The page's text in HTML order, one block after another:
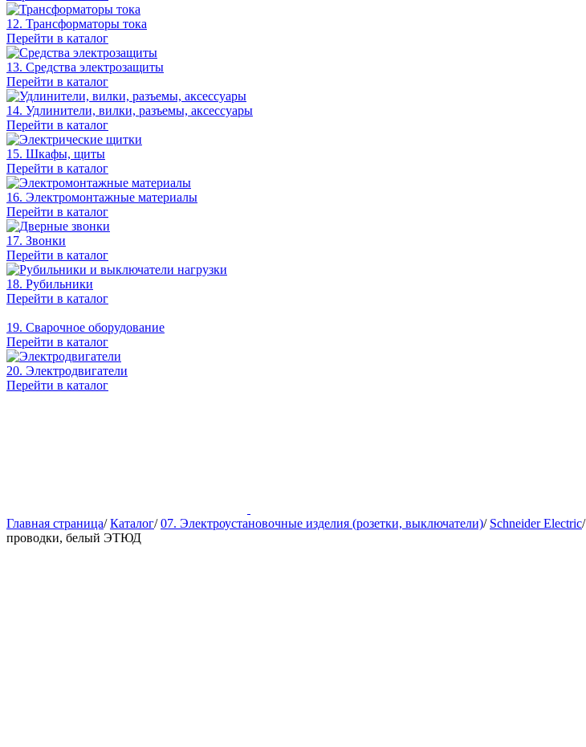
12. Трансформаторы тока
Перейти в каталог
13. Средства электрозащиты
Перейти в каталог
14. Удлинители, вилки, разъемы, аксессуары
Перейти в каталог
15. Шкафы, щиты
Перейти в каталог
16. Электромонтажные материалы
Перейти в каталог
17. Звонки
Перейти в каталог
18. Рубильники
Перейти в каталог
19. Сварочное оборудование
Перейти в каталог
20. Электродвигатели
Перейти в каталог
Главная страница/ Каталог/ 07. Электроустановочные изделия (розетки, выключатели)/ Schneider Electric/
проводки, белый ЭТЮД